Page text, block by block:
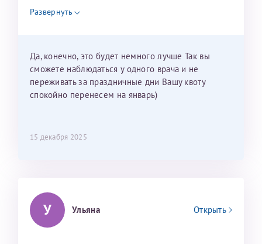
недель и 3 недели я должна находится в Питере.
Можно мне новый год провести в Калининграде и
Развернуть
Да, конечно, это будет немного лучше Так вы
сможете наблюдаться у одного врача и не
переживать за праздничные дни Вашу квоту
спокойно перенесем на январь)
15 декабря 2025
У Ульяна Открыть